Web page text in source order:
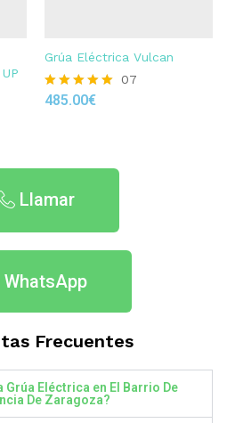
Grúa Eléctrica Vulcan
Rated
07
485.00€
Llamar
WhatsApp
Frecuentes
Grúa Eléctrica en El Barrio De
De Zaragoza​?